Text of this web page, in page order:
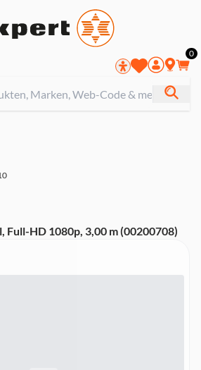
0
Full-HD 1080p, 3,00 m (00200708)